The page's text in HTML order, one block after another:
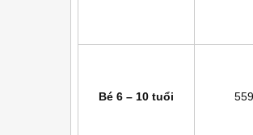
Bé 6 – 10 tuổi